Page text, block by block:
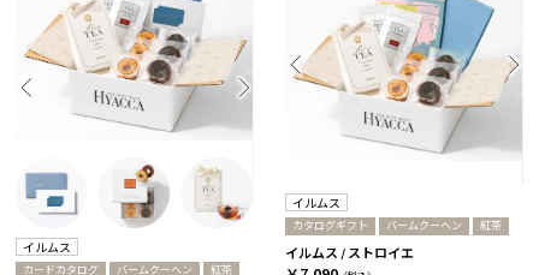
イルムス
カードカタログ バームクーヘン 紅茶
イルムス
カタログギフト バームクーヘン 紅茶
イルムス / ストロイエ